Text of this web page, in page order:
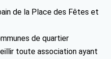
de la Place des Fêtes et
de quartier
toute association ayant